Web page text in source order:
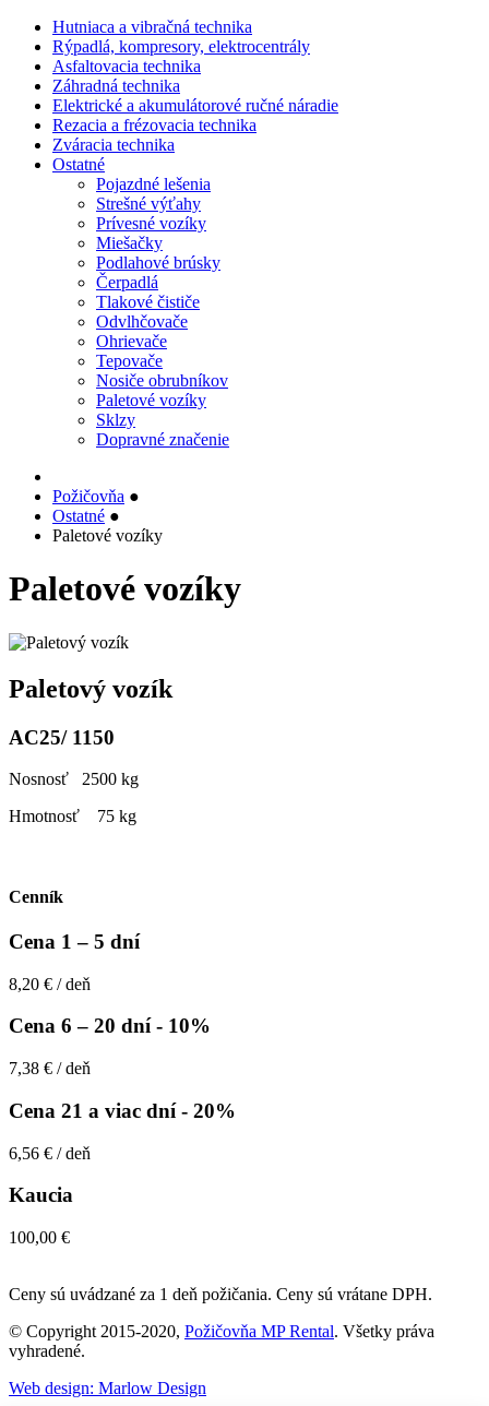
Hutniaca a vibračná technika
Rýpadlá, kompresory, elektrocentrály
Asfaltovacia technika
Záhradná technika
Elektrické a akumulátorové ručné náradie
Rezacia a frézovacia technika
Zváracia technika
Ostatné
Pojazdné lešenia
Strešné výťahy
Prívesné vozíky
Miešačky
Podlahové brúsky
Čerpadlá
Tlakové čističe
Odvlhčovače
Ohrievače
Tepovače
Nosiče obrubníkov
Paletové vozíky
Sklzy
Dopravné značenie
Požičovňa ●
Ostatné ●
Paletové vozíky
Paletové vozíky
Paletový vozík
AC25/ 1150
Nosnosť 2500 kg
Hmotnosť 75 kg
Cenník
Cena 1 – 5 dní
8,20 € / deň
Cena 6 – 20 dní- 10%
7,38 € / deň
Cena 21 a viac dní- 20%
6,56 € / deň
Kaucia
100,00 €
Ceny sú uvádzané za 1 deň požičania. Ceny sú vrátane DPH.
© Copyright 2015-2020, Požičovňa MP Rental. Všetky práva
vyhradené.
Web design: Marlow Design